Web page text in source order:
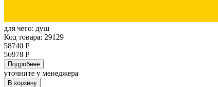
для чего: душ
Код товара: 29129
58740 Р
56978 Р
Подробнее
уточните у менеджера
В корзину